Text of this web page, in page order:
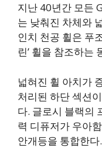
지난 40년간 모든
는 낮춰진 차체와
인치 천공 휠은 푸
린’ 휠을 참조하는
넓혀진 휠 아치가
처리된 하단 섹션
다. 글로시 블랙의
력 디퓨저가 우아
안개등을 통합한다.